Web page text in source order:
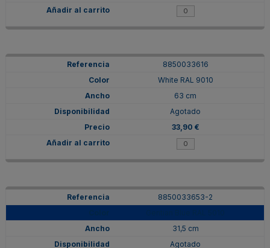
8850033616
White RAL 9010
63 cm
Agotado
33,90 €
8850033653-2
31,5 cm
Agotado